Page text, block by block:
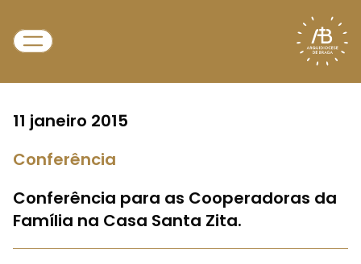
11 janeiro 2015
Conferência
Conferência para as Cooperadoras da
Família na Casa Santa Zita.